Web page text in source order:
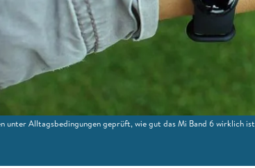
unter Alltagsbedingungen geprüft, wie gut das Mi Band 6 wirklich ist